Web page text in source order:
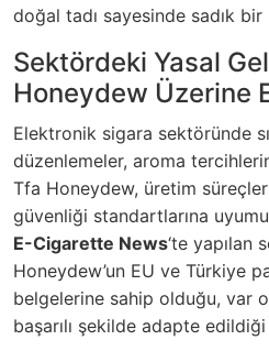
doğal tadı sayesinde sadık
Sektördeki Yasal
Honeydew Üzerine
Elektronik sigara sektöründe
düzenlemeler, aroma
Tfa Honeydew, üretim
güvenliği standartlarına
E-Cigarette News‘te yapılan
Honeydew’un EU ve Türkiye
belgelerine sahip olduğu, var
başarılı şekilde adapte